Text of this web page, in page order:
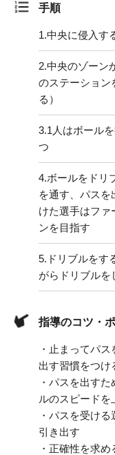
手順
1.中央に侵入す
2.中央のゾーン
のステーション
る）
3.1人はボール
つ
4.ボールをドリ
を通す、パス
けた選手はファ
ンを目指す
5. ドリブルをす
がらドリブルを
指導のコツ・
・止まってパ
出す習慣をつけ
・パスを出す
ルのスピードを
・パスを受け
引き出す
・正確性を求め